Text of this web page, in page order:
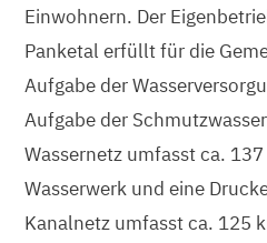
Einwohnern. Der
Panketal erfüllt für die
Aufgabe der
Aufgabe der
Wassernetz umfasst ca.
Wasserwerk und eine
Kanalnetz umfasst ca. 125